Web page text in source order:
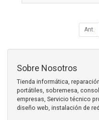
Ant.
Sobre Nosotros
Tienda informática,
portátiles, sobremesa,
empresas, Servicio técnico
diseño web, instalación de